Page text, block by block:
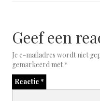
Geef een
Je e-mailadres wordt niet
gemarkeerd met*
Reactie *